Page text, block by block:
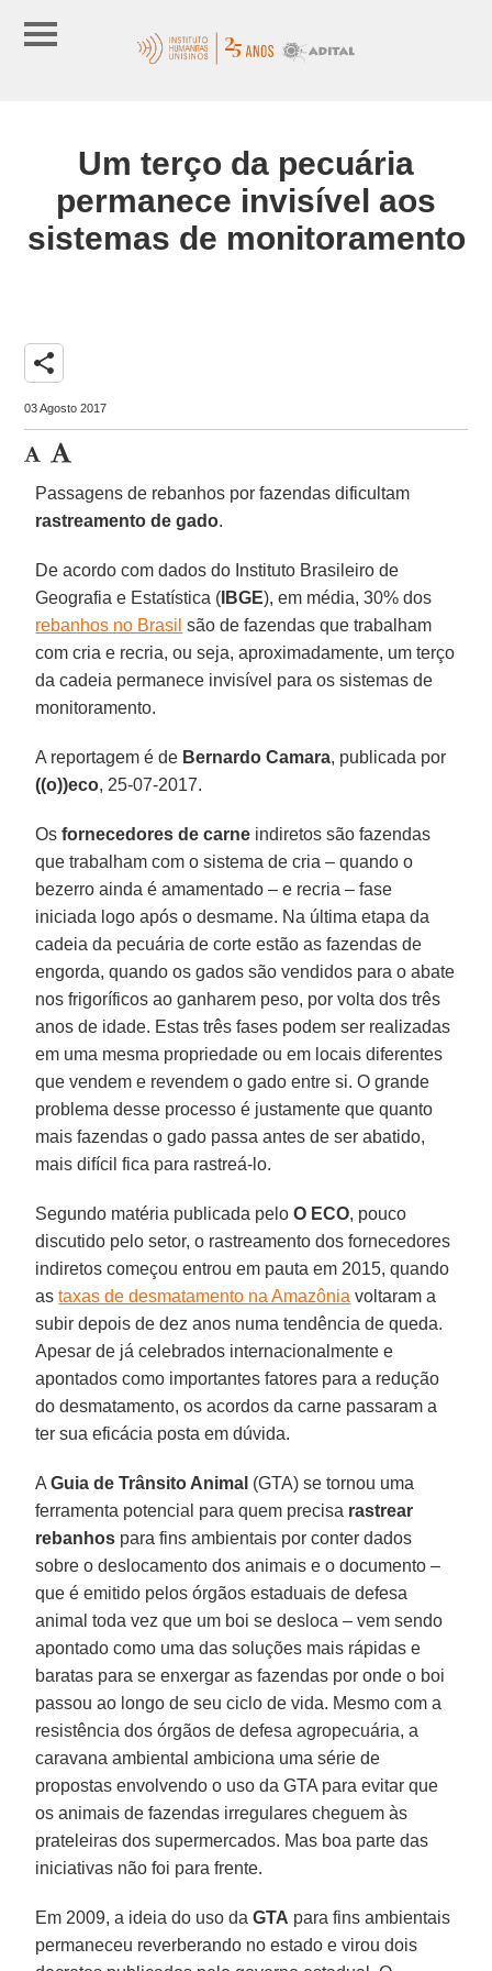
Um terço da pecuária
permanece invisível aos
sistemas de monitoramento
share
03 Agosto 2017
Passagens de rebanhos por fazendas dificultam
rastreamento de gado.
De acordo com dados do Instituto Brasileiro de
Geografia e Estatística ( IBGE), em média, 30% dos
rebanhos no Brasil são de fazendas que trabalham
com cria e recria, ou seja, aproximadamente, um terço
da cadeia permanece invisível para os sistemas de
monitoramento.
A reportagem é de Bernardo Camara, publicada por
((o))eco, 25-07-2017.
Osfornecedores de carne indiretos são fazendas
que trabalham com o sistema de cria – quando o
bezerro ainda é amamentado – e recria – fase
iniciada logo após o desmame. Na última etapa da
cadeia da pecuária de corte estão as fazendas de
engorda, quando os gados são vendidos para o abate
nos frigoríficos ao ganharem peso, por volta dos três
anos de idade. Estas três fases podem ser realizadas
em uma mesma propriedade ou em locais diferentes
que vendem e revendem o gado entre si. O grande
problema desse processo é justamente que quanto
mais fazendas o gado passa antes de ser abatido,
mais difícil fica para rastreá-lo.
Segundo matéria publicada peloO ECO, pouco
discutido pelo setor, o rastreamento dos fornecedores
indiretos começou entrou em pauta em 2015, quando
astaxas de desmatamento na Amazônia voltaram a
subir depois de dez anos numa tendência de queda.
Apesar de já celebrados internacionalmente e
apontados como importantes fatores para a redução
do desmatamento, os acordos da carne passaram a
ter sua eficácia posta em dúvida.
AGuia de Trânsito Animal (GTA) se tornou uma
ferramenta potencial para quem precisa rastrear
rebanhos para fins ambientais por conter dados
sobre o deslocamento dos animais e o documento –
que é emitido pelos órgãos estaduais de defesa
animal toda vez que um boi se desloca – vem sendo
apontado como uma das soluções mais rápidas e
baratas para se enxergar as fazendas por onde o boi
passou ao longo de seu ciclo de vida. Mesmo com a
resistência dos órgãos de defesa agropecuária, a
caravana ambiental ambiciona uma série de
propostas envolvendo o uso da GTA para evitar que
os animais de fazendas irregulares cheguem às
prateleiras dos supermercados. Mas boa parte das
iniciativas não foi para frente.
Em 2009, a ideia do uso daGTA para fins ambientais
permaneceu reverberando no estado e virou dois